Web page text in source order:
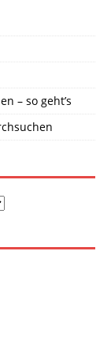
– so geht’s